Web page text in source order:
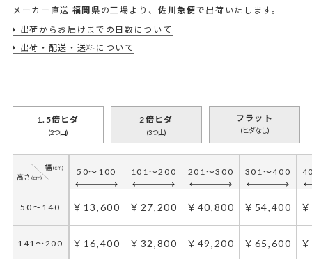
メーカー直送 福岡県 の工場より、 佐川急便で出荷いたします。
出荷からお届けまでの日数について
出荷・配送・送料について
1.5倍ヒダ
(2つ山)
50～100 101～200 201～300 301～400
50～140 ￥13,600 ￥27,200 ￥40,800 ￥54,400
141～200 ￥16,400 ￥32,800 ￥49,200 ￥65,600
2倍ヒダ
(3つ山)
フラット
(ヒダなし)